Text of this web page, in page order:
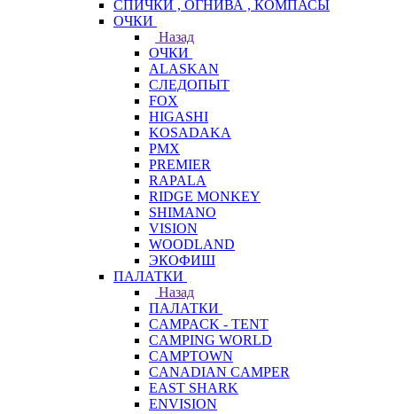
СПИЧКИ , ОГНИВА , КОМПАСЫ
ОЧКИ
Назад
ОЧКИ
ALASKAN
СЛЕДОПЫТ
FOX
HIGASHI
KOSADAKA
PMX
PREMIER
RAPALA
RIDGE MONKEY
SHIMANO
VISION
WOODLAND
ЭКОФИШ
ПАЛАТКИ
Назад
ПАЛАТКИ
CAMPACK - TENT
CAMPING WORLD
CAMPTOWN
CANADIAN CAMPER
EAST SHARK
ENVISION